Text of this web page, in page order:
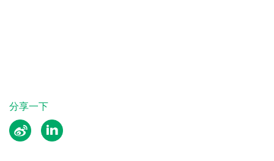
分享一下